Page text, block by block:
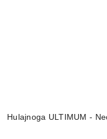
Hulajnoga ULTIMUM -